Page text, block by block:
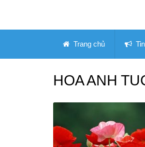
Trang chủ
HOA ANH